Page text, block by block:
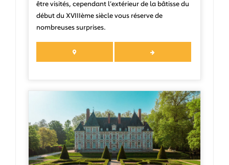
être visités, cependant l’extérieur de la bâtisse du
début du XVIIIème siècle vous réserve de
nombreuses surprises.